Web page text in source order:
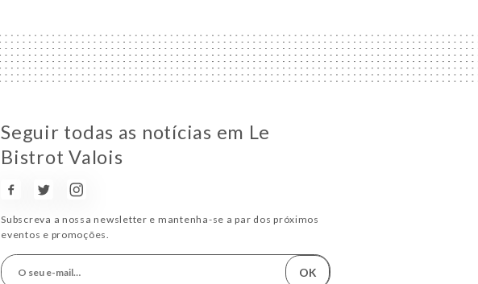
Seguir todas as notícias em Le
Bistrot Valois
Subscreva a nossa newsletter e mantenha-se a par dos próximos
eventos e promoções.
OK